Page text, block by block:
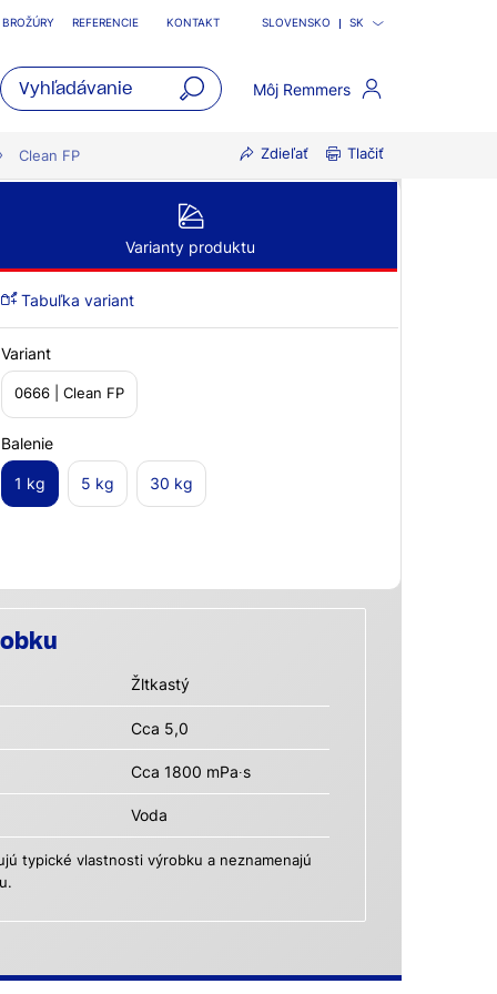
BROŽÚRY REFERENCIE KONTAKT SLOVENSKO SK
Môj Remmers
Clean FP Zdieľať Tlačiť
Varianty produktu
Tabuľka variant
Variant
0666 | Clean FP
Balenie
1 kg 5 kg 30 kg
Žltkastý
Cca 5,0
Cca 1800 mPa∙s
Voda
typické vlastnosti výrobku a neznamenajú